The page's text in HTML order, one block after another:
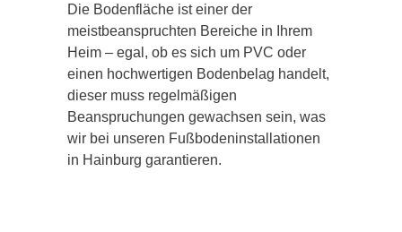
Die Bodenfläche ist einer der
meistbeanspruchten Bereiche in Ihrem
Heim – egal, ob es sich um PVC oder
einen hochwertigen Bodenbelag handelt,
dieser muss regelmäßigen
Beanspruchungen gewachsen sein, was
wir bei unseren Fußbodeninstallationen
in Hainburg garantieren.